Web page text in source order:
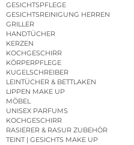
GESICHTSPFLEGE
GESICHTSREINIGUNG HERREN
GRILLER
HANDTÜCHER
KERZEN
KOCHGESCHIRR
KÖRPERPFLEGE
KUGELSCHREIBER
LEINTÜCHER & BETTLAKEN
LIPPEN MAKE UP
MÖBEL
UNISEX PARFUMS
KOCHGESCHIRR
RASIERER & RASUR ZUBEHÖR
TEINT | GESICHTS MAKE UP